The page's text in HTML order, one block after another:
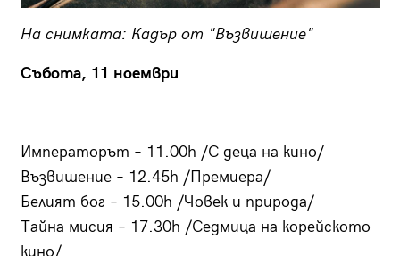
На снимката: Кадър от "Възвишение"
Събота, 11 ноември
Императорът – 11.00h /С деца на кино/
Възвишение – 12.45h /Премиера/
Белият бог – 15.00h /Човек и природа/
Тайна мисия – 17.30h /Седмица на корейското
кино/